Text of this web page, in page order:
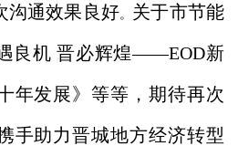
沟通效果良好。 关于市节能
良机 晋必辉煌——EOD新
年发展》等等，期待再次
手助力晋城地方经济转型